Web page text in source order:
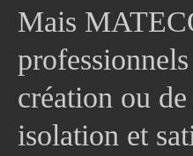
Mais
création ou
isolation et